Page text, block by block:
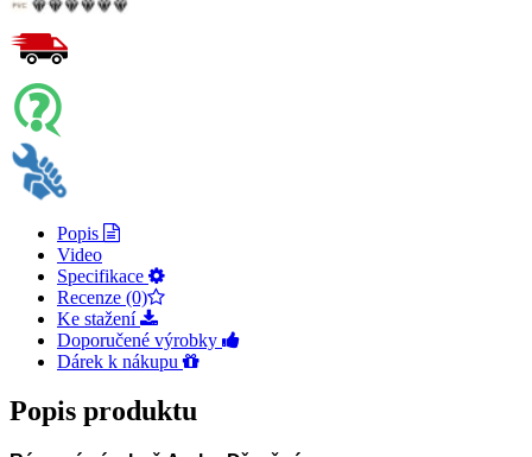
Popis
Video
Specifikace
Recenze (0)
Ke stažení
Doporučené výrobky
Dárek k nákupu
Popis produktu